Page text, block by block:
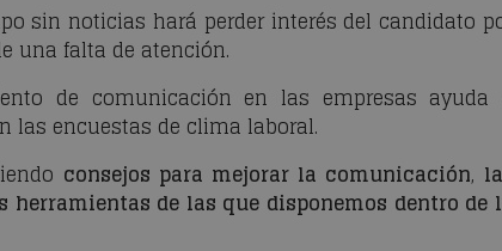
sin noticias hará perder interés del candidato
una falta de atención.
de comunicación en las empresas ayuda
las encuestas de clima laboral.
consejos para mejorar la comunicación,
herramientas de las que disponemos dentro de